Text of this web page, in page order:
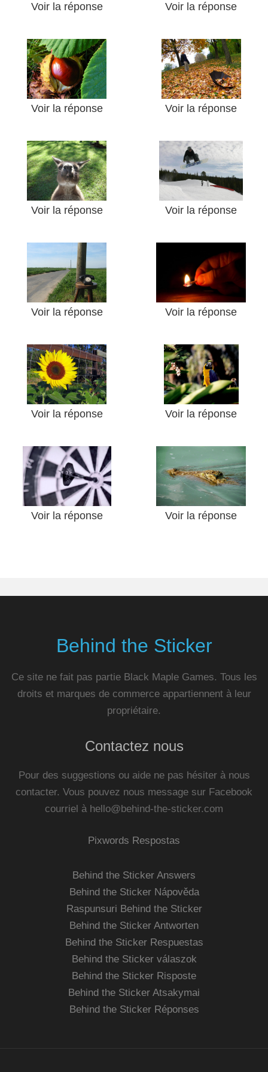
Voir la réponse Voir la réponse
Voir la réponse Voir la réponse
Voir la réponse Voir la réponse
Voir la réponse Voir la réponse
Voir la réponse Voir la réponse
Voir la réponse Voir la réponse
Behind the Sticker
Ce site ne fait pas partie Black Maple Games. Tous les
droits et marques de commerce appartiennent à leur
propriétaire.
Contactez nous
Pour des suggestions ou aide ne pas hésiter à nous
contacter. Vous pouvez nous message sur Facebook
courriel à hello@behind-the-sticker.com
Pixwords Respostas
Behind the Sticker Answers
Behind the Sticker Nápověda
Raspunsuri Behind the Sticker
Behind the Sticker Antworten
Behind the Sticker Respuestas
Behind the Sticker válaszok
Behind the Sticker Risposte
Behind the Sticker Atsakymai
Behind the Sticker Réponses